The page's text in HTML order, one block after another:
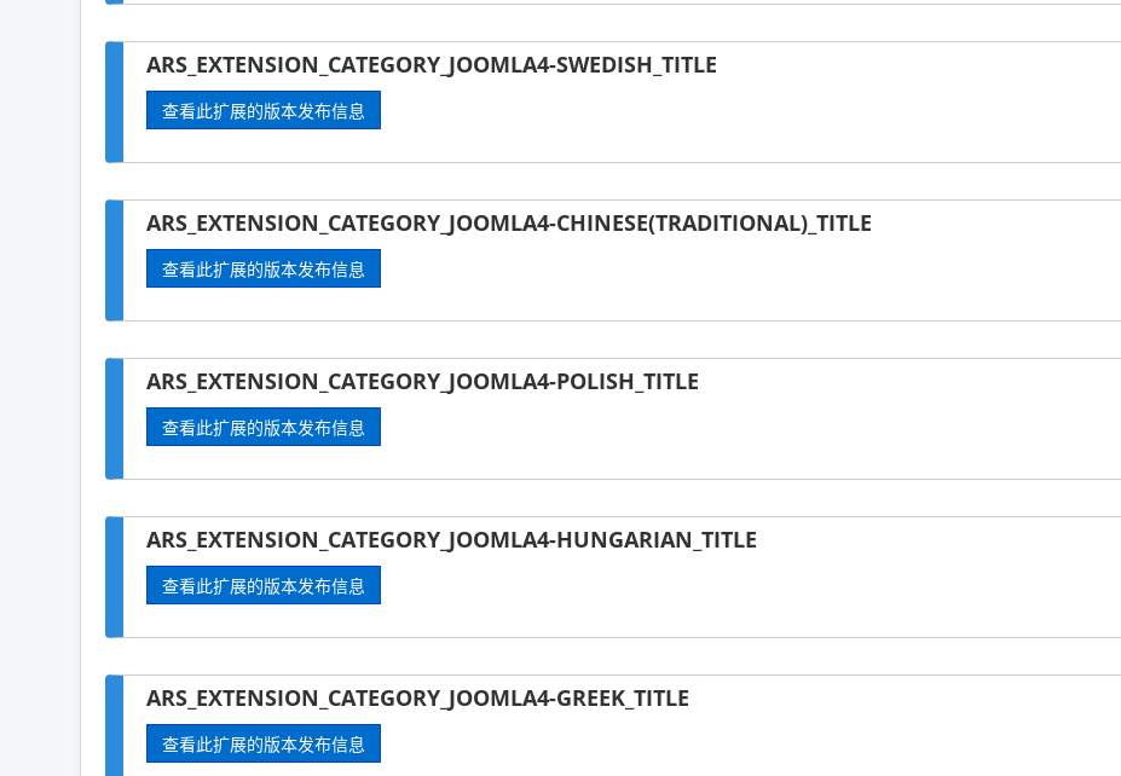
ARS_EXTENSION_CATEGORY_JOOMLA4-SWEDISH_TITLE
查看此扩展的版本发布信息
ARS_EXTENSION_CATEGORY_JOOMLA4-CHINESE(TRADITIONAL)_TITLE
查看此扩展的版本发布信息
ARS_EXTENSION_CATEGORY_JOOMLA4-POLISH_TITLE
查看此扩展的版本发布信息
ARS_EXTENSION_CATEGORY_JOOMLA4-HUNGARIAN_TITLE
查看此扩展的版本发布信息
ARS_EXTENSION_CATEGORY_JOOMLA4-GREEK_TITLE
查看此扩展的版本发布信息